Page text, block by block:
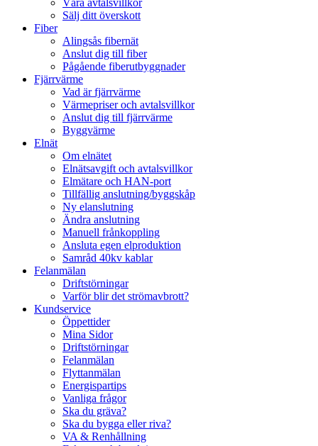
Sälj ditt överskott
Fiber
Alingsås fibernät
Anslut dig till fiber
Pågående fiberutbyggnader
Fjärrvärme
Vad är fjärrvärme
Värmepriser och avtalsvillkor
Anslut dig till fjärrvärme
Byggvärme
Elnät
Om elnätet
Elnätsavgift och avtalsvillkor
Elmätare och HAN-port
Tillfällig anslutning/byggskåp
Ny elanslutning
Ändra anslutning
Manuell frånkoppling
Ansluta egen elproduktion
Samråd 40kv kablar
Felanmälan
Driftstörningar
Varför blir det strömavbrott?
Kundservice
Öppettider
Mina Sidor
Driftstörningar
Felanmälan
Flyttanmälan
Energispartips
Vanliga frågor
Ska du gräva?
Ska du bygga eller riva?
VA & Renhållning